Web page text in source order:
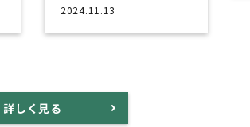
2024.11.13
詳しく見る